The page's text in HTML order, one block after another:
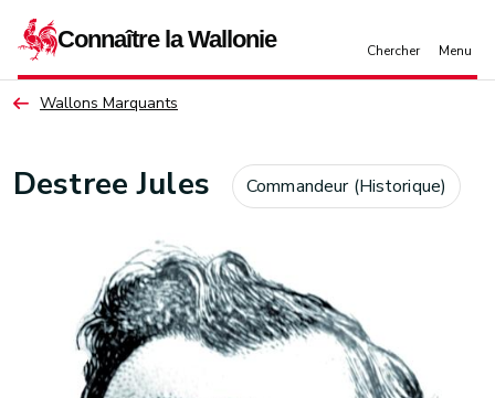
Wallons Marquants
Destree Jules Commandeur (Historique)